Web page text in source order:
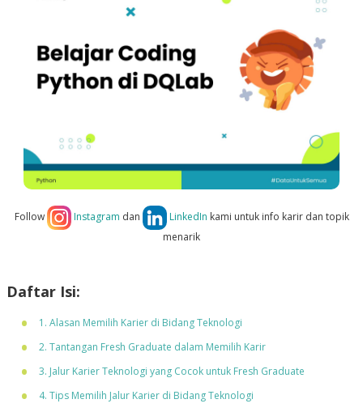
Follow Instagram dan LinkedIn kami untuk info karir dan topik
menarik
Daftar Isi:
1. Alasan Memilih Karier di Bidang Teknologi
2. Tantangan Fresh Graduate dalam Memilih Karir
3. Jalur Karier Teknologi yang Cocok untuk Fresh Graduate
4. Tips Memilih Jalur Karier di Bidang Teknologi